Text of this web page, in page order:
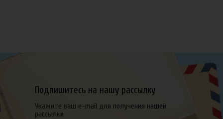
Подпишитесь на нашу рассылку
Укажите ваш e-mail для получения нашей
рассылки